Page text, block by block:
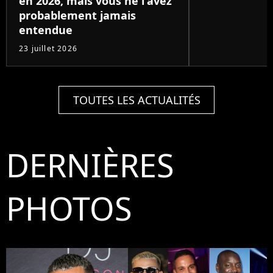
probablement jamais
entendue
23 juillet 2026
TOUTES LES ACTUALITÉS
DERNIÈRES
PHOTOS